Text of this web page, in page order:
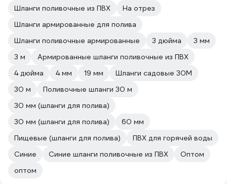
Шланги поливочные из ПВХ
На отрез
Шланги армированные для полива
Шланги поливочные армированные
3 дюйма
3 мм
3 м
Армированные шланги поливочные из ПВХ
4 дюйма
4 мм 19 мм
Шланги садовые 30М
30 м
Поливочные шланги 30 м
30 мм (шланги для полива)
30 мм (шланги для полива)
60 мм
Пищевые (шланги для полива)
ПВХ для горячей воды
Синие
Синие шланги поливочные из ПВХ
Оптом
оптом